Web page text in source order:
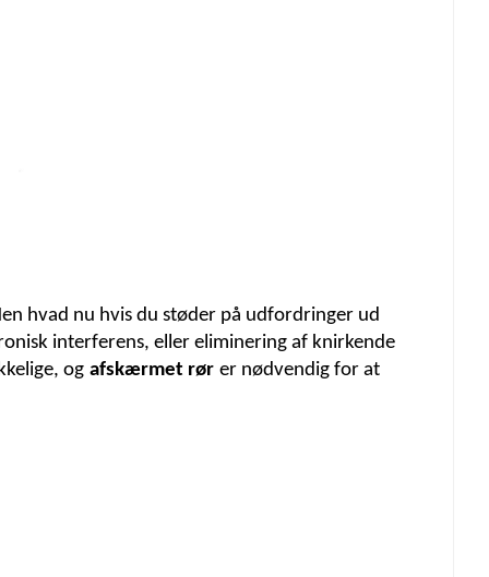
hvad nu hvis du støder på udfordringer ud
interferens, eller eliminering af knirkende
og afskærmet rør er nødvendig for at